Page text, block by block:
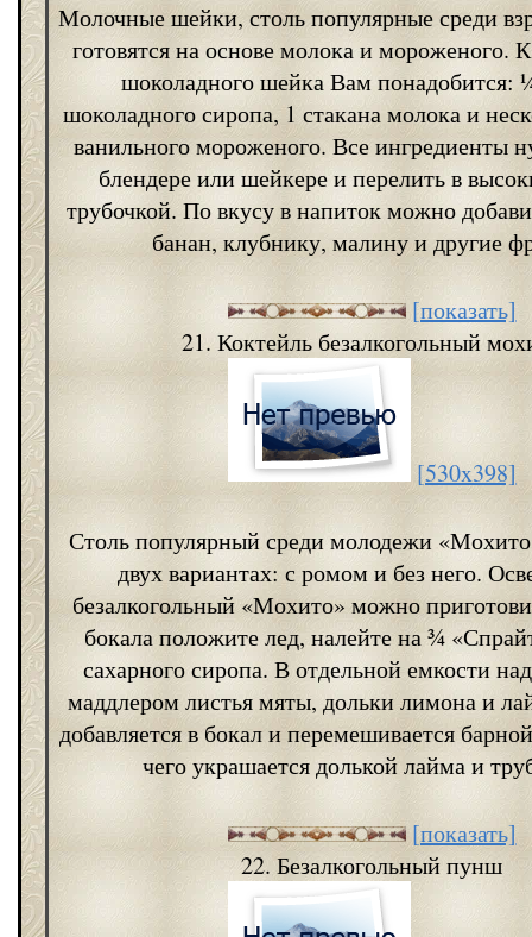
Молочные шейки, столь популярные среди
готовятся на основе молока и мороженого.
шоколадного шейка Вам понадобится:
шоколадного сиропа, 1 стакана молока и
ванильного мороженого. Все ингредиенты
блендере или шейкере и перелить в
трубочкой. По вкусу в напиток можно
банан, клубнику, малину и другие
[показать]
21. Коктейль безалкогольный
[530x398]
Столь популярный среди молодежи
двух вариантах: с ромом и без него.
безалкогольный «Мохито» можно
бокала положите лед, налейте на ¾
сахарного сиропа. В отдельной емкости
маддлером листья мяты, дольки лимона и
добавляется в бокал и перемешивается
чего украшается долькой лайма и
[показать]
22. Безалкогольный пунш